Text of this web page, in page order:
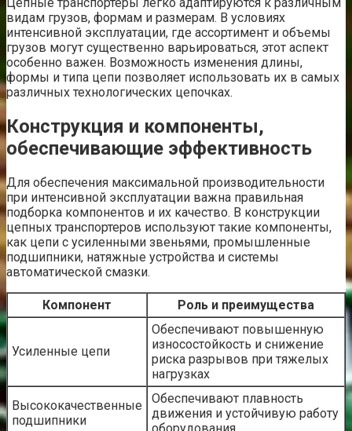
видам грузов, формам и размерам. В условиях
интенсивной эксплуатации, где ассортимент и объемы
грузов могут существенно варьироваться, этот аспект
особенно важен. Возможность изменения длины,
формы и типа цепи позволяет использовать их в самых
различных технологических цепочках.
Конструкция и компоненты,
обеспечивающие эффективность
Для обеспечения максимальной производительности
при интенсивной эксплуатации важна правильная
подборка компонентов и их качество. В конструкции
цепных транспортеров используют такие компоненты,
как цепи с усиленными звеньями, промышленные
подшипники, натяжные устройства и системы
автоматической смазки.
Компонент Роль и преимущества
Усиленные цепи
Обеспечивают повышенную
износостойкость и снижение
риска разрывов при тяжелых
нагрузках
Высококачественные
подшипники
Обеспечивают плавность
движения и устойчивую работу